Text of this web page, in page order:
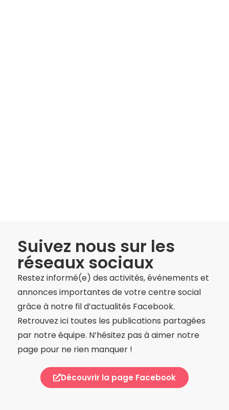
Suivez nous sur les
réseaux sociaux
Restez informé(e) des activités, événements et
annonces importantes de votre centre social
grâce à notre fil d’actualités Facebook.
Retrouvez ici toutes les publications partagées
par notre équipe. N’hésitez pas à aimer notre
page pour ne rien manquer !
Découvrir la page Facebook